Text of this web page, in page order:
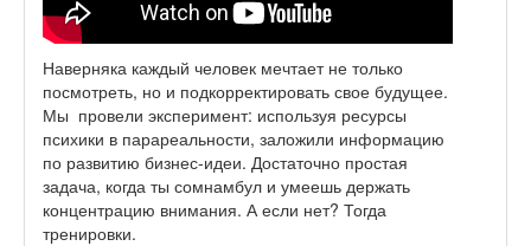
Наверняка каждый человек мечтает не только
посмотреть, но и подкорректировать свое будущее.
Мы провели эксперимент: используя ресурсы
психики в парареальности, заложили информацию
по развитию бизнес-идеи. Достаточно простая
задача, когда ты сомнамбул и умеешь держать
концентрацию внимания. А если нет? Тогда
тренировки.